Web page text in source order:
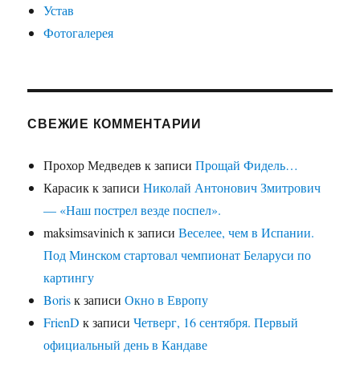
Устав
Фотогалерея
СВЕЖИЕ КОММЕНТАРИИ
Прохор Медведев к записиПрощай Фидель…
Карасикк записиНиколай Антонович Змитрович
— «Наш пострел везде поспел».
maksimsavinich к записиВеселее, чем в Испании.
Под Минском стартовал чемпионат Беларуси по
картингу
Borisк записиОкно в Европу
FrienD к записиЧетверг, 16 сентября. Первый
официальный день в Кандаве